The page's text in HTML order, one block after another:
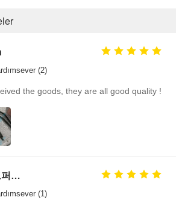
(2)
the goods, they are all good quality !
유진코퍼레이션에 황동익입니다.
(1)